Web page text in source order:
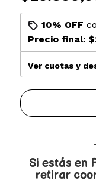
10% OFF
Precio final:
Ver cuotas y
Si estás en
retirar